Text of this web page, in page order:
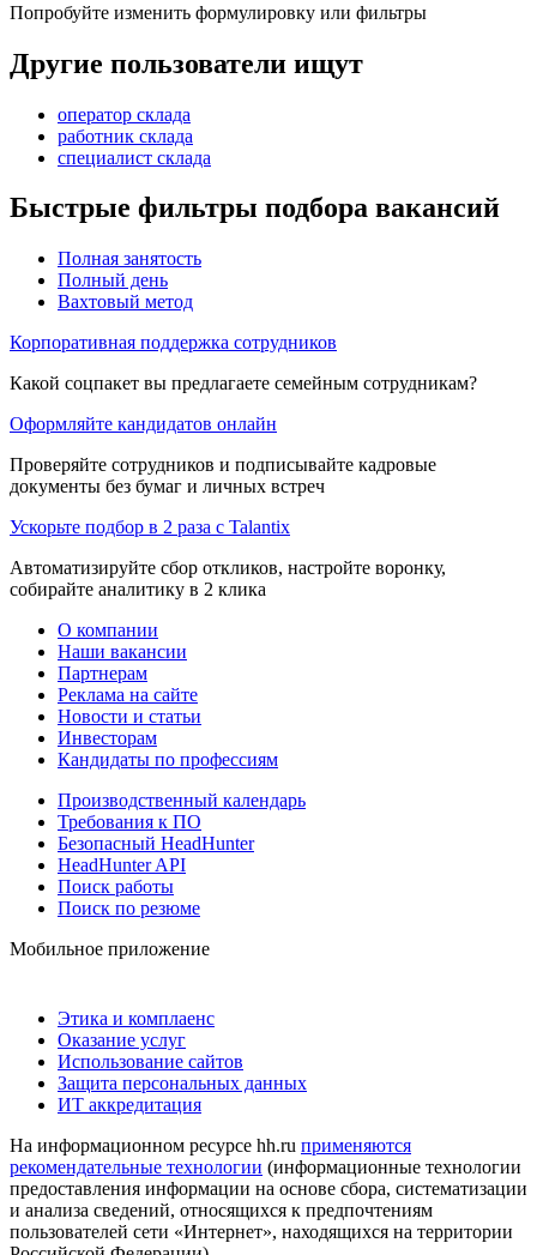
Попробуйте изменить формулировку или фильтры
Другие пользователи ищут
оператор склада
работник склада
специалист склада
Быстрые фильтры подбора вакансий
Полная занятость
Полный день
Вахтовый метод
Корпоративная поддержка сотрудников
Какой соцпакет вы предлагаете семейным сотрудникам?
Оформляйте кандидатов онлайн
Проверяйте сотрудников и подписывайте кадровые
документы без бумаг и личных встреч
Ускорьте подбор в 2 раза с Talantix
Автоматизируйте сбор откликов, настройте воронку,
собирайте аналитику в 2 клика
О компании
Наши вакансии
Партнерам
Реклама на сайте
Новости и статьи
Инвесторам
Кандидаты по профессиям
Производственный календарь
Требования к ПО
Безопасный HeadHunter
HeadHunter API
Поиск работы
Поиск по резюме
Мобильное приложение
Этика и комплаенс
Оказание услуг
Использование сайтов
Защита персональных данных
ИТ аккредитация
На информационном ресурсе hh.ru применяются
рекомендательные технологии (информационные технологии
предоставления информации на основе сбора, систематизации
и анализа сведений, относящихся к предпочтениям
пользователей сети «Интернет», находящихся на территории